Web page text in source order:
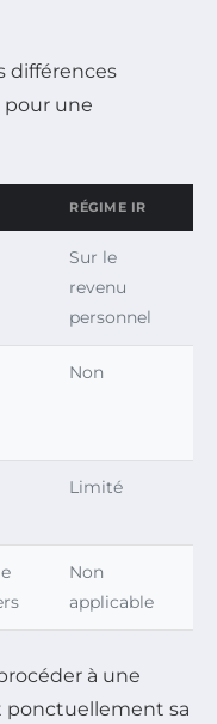
différences
pour une
RÉGIME IR
Sur le
revenu
personnel
Non
Limité
Non
applicable
à une
ponctuellement sa